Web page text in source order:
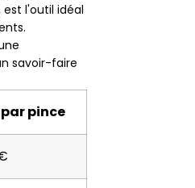
l'outil idéal
savoir-faire
par pince